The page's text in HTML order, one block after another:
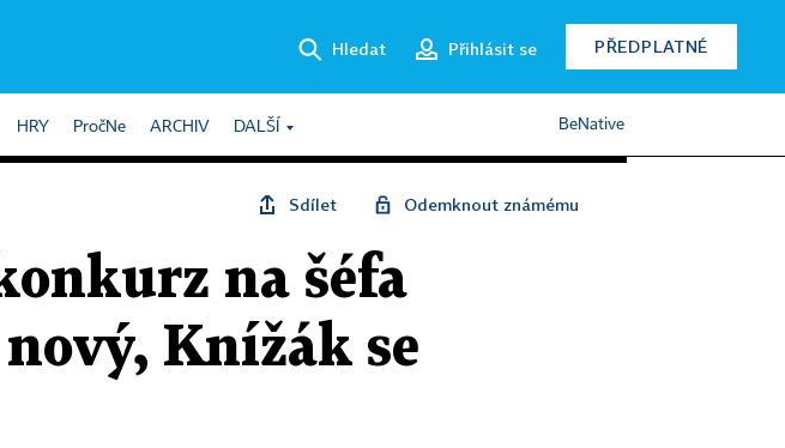
Hledat Přihlásit se PŘEDPLATNÉ
HRY PročNe ARCHIV DALŠÍ BeNative
Sdílet Odemknout známému
na šéfa
Knížák se